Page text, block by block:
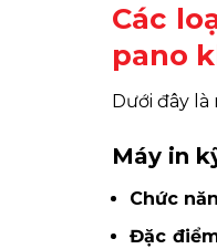
Các
pano
Dưới đây
Máy in
Chức
Đặc